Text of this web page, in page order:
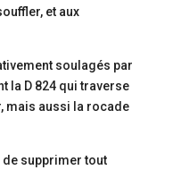
et aux
soulagés par
la D 824 qui traverse
mais aussi la rocade
de supprimer tout